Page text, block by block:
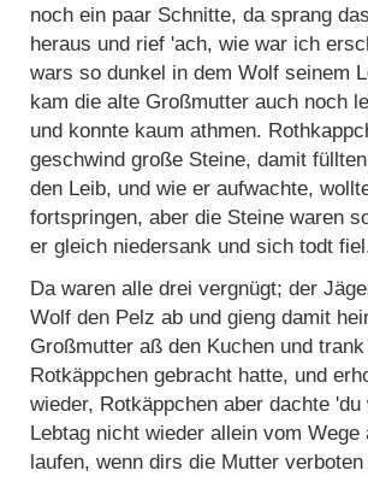
noch ein paar Schnitte, da sprang
heraus und rief 'ach, wie war ich
wars so dunkel in dem Wolf seinem
kam die alte Großmutter auch noch
und konnte kaum athmen.
geschwind große Steine, damit
den Leib, und wie er aufwachte,
fortspringen, aber die Steine waren
er gleich niedersank und sich todt
Da waren alle drei vergnügt; der
Wolf den Pelz ab und gieng damit
Großmutter aß den Kuchen und
Rotkäppchen gebracht hatte, und
wieder, Rotkäppchen aber dachte
Lebtag nicht wieder allein vom Wege
laufen, wenn dirs die Mutter